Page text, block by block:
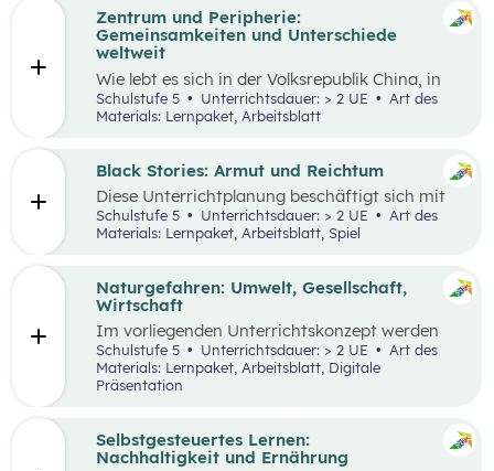
Zentrum und Peripherie:
Gemeinsamkeiten und Unterschiede
weltweit
Wie lebt es sich in der Volksrepublik China, in
Grönland oder in den österreichischen Alpen?
Welche Gemeinsamkeiten und Unterschiede
gibt es? Menschen weltweit haben die gleichen
Wünsche. Sie arbeiten in der Regel, sind an
gleichzeitig mobil sein. Wie diese
Lebensbereiche konkret ausgestaltet sind und
welche Anforderungen sich ergeben, hängt
Schulstufe 5 Unterrichtsdauer: > 2 UE
Materials: Lernpaket, Arbeitsblatt
Black Stories: Armut und Reichtum
Diese Unterrichtplanung beschäftigt sich mit
dem umfassenden Themenbereich Armut.
Methodisch stehen dieBlack Stories
Geschichten, die sich mit unterschiedlichen
beschäftigen – im Zentrum, wobei der Fokus
auf Armut und damit verbundenen
Auswirkungen liegt.
Schulstufe 5 Unterrichtsdauer: > 2 UE
Materials: Lernpaket, Arbeitsblatt, Spiel
Naturgefahren: Umwelt, Gesellschaft,
Wirtschaft
Im vorliegenden Unterrichtskonzept werden
natürliche Prozesse und ihre Auswirkungen auf
die Umwelt, Gesellschaft und Wirtschaft
behandelt.
Schulstufe 5 Unterrichtsdauer: > 2 UE
Art des
Materials: Lernpaket, Arbeitsblatt, Digitale
Präsentation
Selbstgesteuertes Lernen:
Nachhaltigkeit und Ernährung